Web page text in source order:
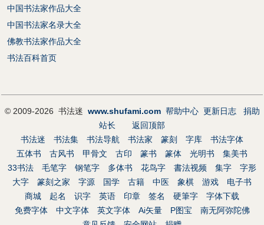
中国书法家作品大全
中国书法家名录大全
佛教书法家作品大全
书法百科首页
© 2009-2026 书法迷 www.shufami.com 帮助中心 更新日志
捐助
站长
返回顶部
书法迷
书法集 书法导航 书法家 篆刻 字库
书法字体
五体书
古风书 甲骨文 古印 篆书 篆体 光明书
集美书
33书法
毛笔字 钢笔字 多体书 花鸟字 書法视频 集字
字形
大字
篆刻之家 字源 国学 古籍 中医 象棋 游戏
电子书
商城
起名 识字 英语 印章 签名 硬筆字
字体下载
免费字体
中文字体 英文字体 Ai矢量 P图宝
南无阿弥陀佛